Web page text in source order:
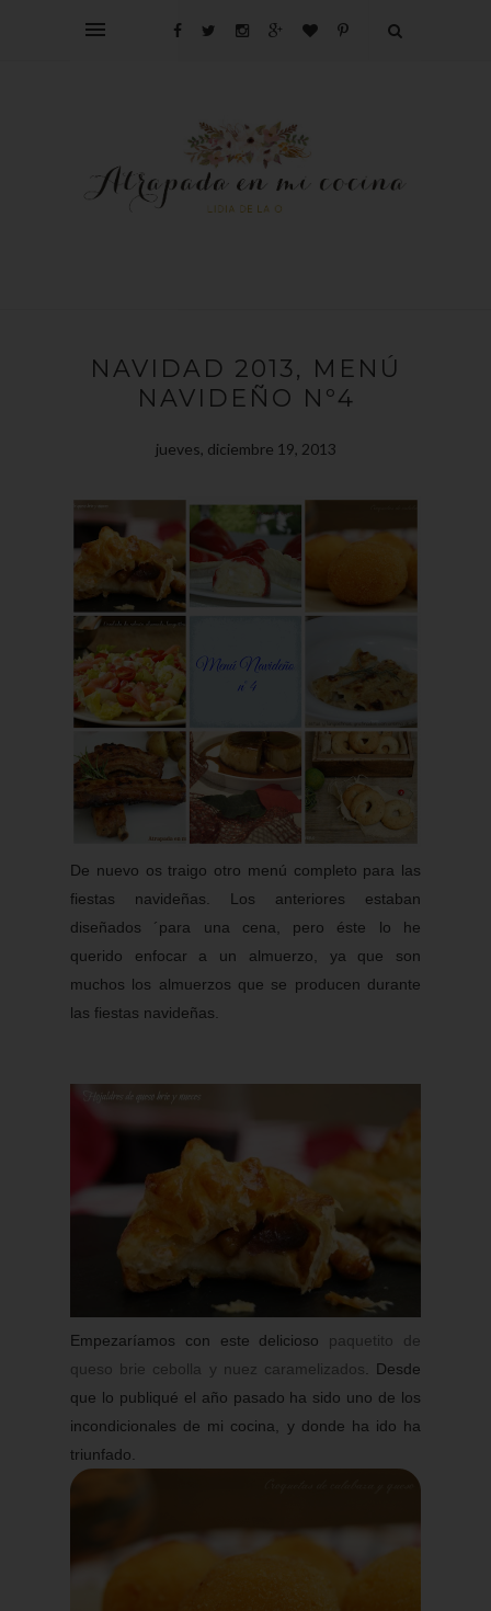
NAVIDAD 2013, MENÚ
NAVIDEÑO Nº4
jueves, diciembre 19, 2013
De nuevo os traigo otro menú completo para las
fiestas navideñas. Los anteriores estaban
diseñados ´para una cena, pero éste lo he
querido enfocar a un almuerzo, ya que son
muchos los almuerzos que se producen durante
las fiestas navideñas.
Empezaríamos con este delicioso paquetito de
queso brie cebolla y nuez caramelizados . Desde
que lo publiqué el año pasado ha sido uno de los
incondicionales de mi cocina, y donde ha ido ha
triunfado.